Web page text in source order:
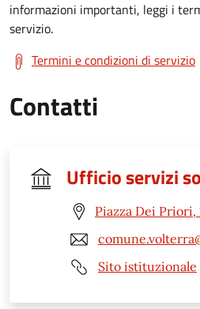
informazioni importanti, leggi i
servizio.
Termini e condizioni di servizio
Contatti
Ufficio servizi
Piazza Dei Priori,
Sito istituzionale